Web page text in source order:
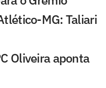
MG: Taliari
Oliveira aponta